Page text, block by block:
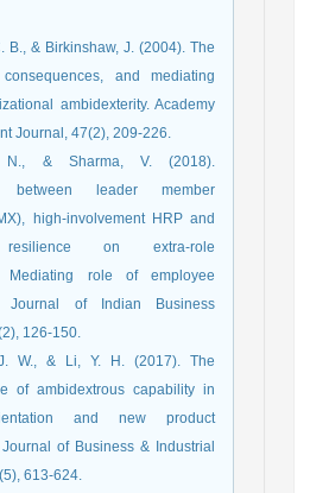
B., & Birkinshaw, J. (2004). The
consequences, and mediating
ambidexterity. Academy
Journal, 47(2), 209-226.
N., & Sharma, V. (2018).
between leader member
high-involvement HRP and
resilience on extra-role
Mediating role of employee
Journal of Indian Business
126-150.
W., & Li, Y. H. (2017). The
of ambidextrous capability in
and new product
of Business & Industrial
613-624.